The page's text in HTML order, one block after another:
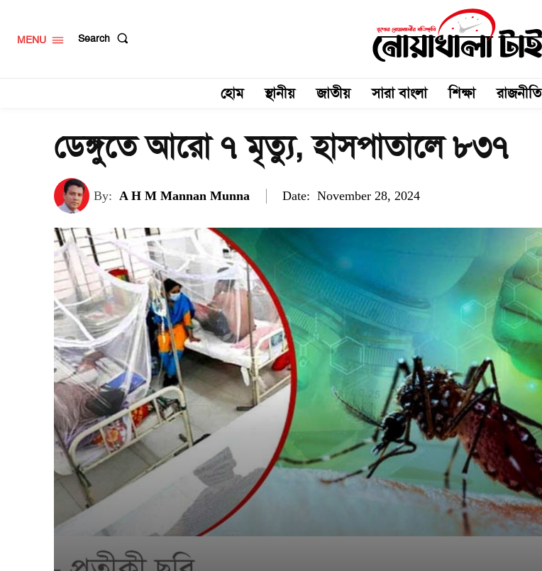
MENU Search
হোম স্থানীয় জাতীয় সারা বাংলা শিক্ষা রাজনীতি
ডেঙ্গুতে আরো ৭ মৃত্যু, হাসপাতালে ৮৩৭
By: A H M Mannan Munna Date: November 28, 2024